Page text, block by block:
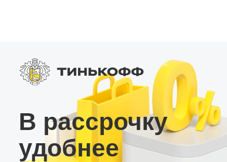
магнитола – современная мультимедийная
система, которая станет центром управления
вашим автомобилем и обеспечит комфортное
и безопасное вождение.
В рассрочку
удобнее